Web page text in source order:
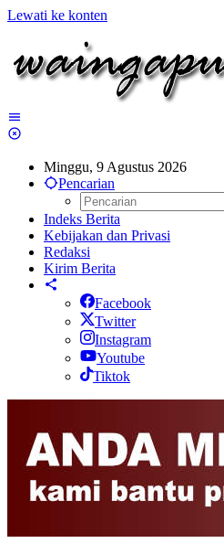
Lewati ke konten
Minggu, 9 Agustus 2026
Pencarian
Indeks Berita
Kebijakan dan Privasi
Redaksi
Kirim Berita
Facebook
Twitter
Instagram
Youtube
Tiktok